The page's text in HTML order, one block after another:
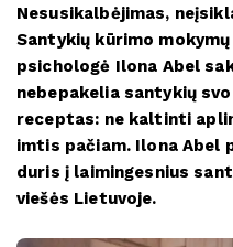
Nesusikalbėjimas,
Santykių kūrimo
psichologė Ilona Abel
nebepakelia santykių
receptas: ne kaltinti
imtis pačiam. Ilona Abel
duris į laimingesnius
viešės Lietuvoje.